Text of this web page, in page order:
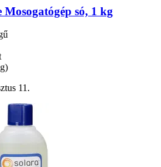
Mosogatógép só, 1 kg
11.